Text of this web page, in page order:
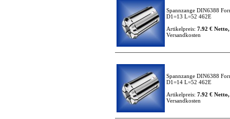
Spannzange DIN6388
D1=13 L=52 462E
Artikelpreis: 7.92 €
Versandkosten
Spannzange DIN6388
D1=14 L=52 462E
Artikelpreis: 7.92 €
Versandkosten